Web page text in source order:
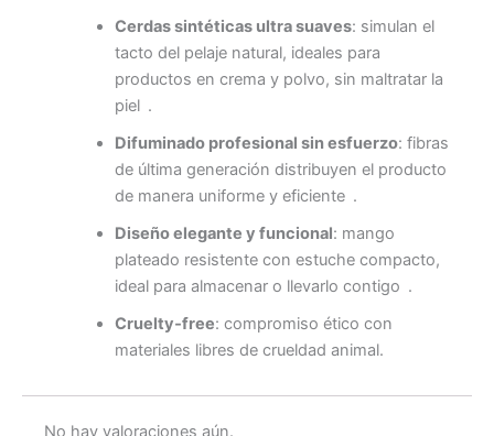
Cerdas sintéticas ultra suaves: simulan el
tacto del pelaje natural, ideales para
productos en crema y polvo, sin maltratar la
piel .
Difuminado profesional sin esfuerzo: fibras
de última generación distribuyen el producto
de manera uniforme y eficiente .
Diseño elegante y funcional: mango
plateado resistente con estuche compacto,
ideal para almacenar o llevarlo contigo .
Cruelty‑free: compromiso ético con
materiales libres de crueldad animal.
No hay valoraciones aún.